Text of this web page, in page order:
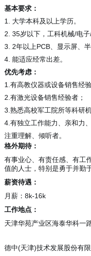
基本要求：
1. 大学本科及以上学历。
2. 35岁以下，工科机械/电子
3. 2年以上PCB、显示屏、
4. 能适应经常出差。
优先考虑：
1.有高教仪器或设备销售经验
2.有激光设备销售经验者；
3.熟悉高校军工院所等科研
4.有独立工作能力、亲和力
注重理解、倾听者。
格外期待：
有事业心、有责任感、有工
值的人士，特别是勇于并勤
薪资待遇：
月薪：8k-16k
工作地点：
天津华苑产业区海泰华科一
德中(天津)技术发展股份有